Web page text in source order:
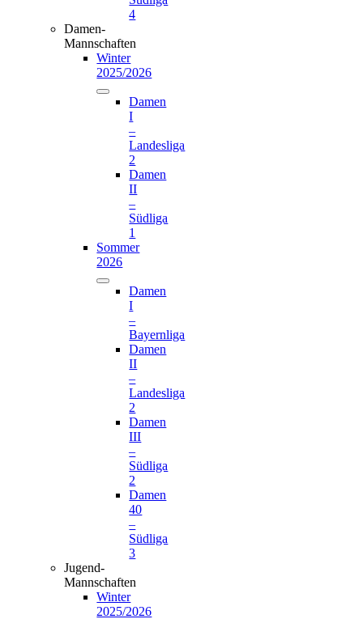
4
Damen-
Mannschaften
Winter
2025/2026
Damen
I
–
Landesliga
2
Damen
II
–
Südliga
1
Sommer
2026
Damen
I
–
Bayernliga
Damen
II
–
Landesliga
2
Damen
III
–
Südliga
2
Damen
40
–
Südliga
3
Jugend-
Mannschaften
Winter
2025/2026